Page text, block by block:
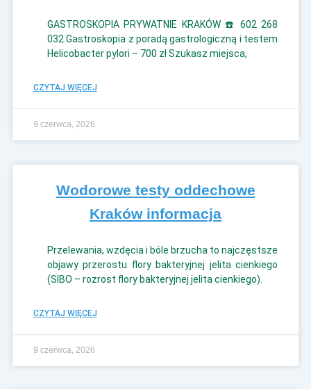
GASTROSKOPIA PRYWATNIE KRAKÓW ☎️ 602 268
032 Gastroskopia z poradą gastrologiczną i testem
Helicobacter pylori – 700 zł Szukasz miejsca,
CZYTAJ WIĘCEJ
9 czerwca, 2026
Wodorowe testy oddechowe
Kraków informacja
Przelewania, wzdęcia i bóle brzucha to najczęstsze
objawy przerostu flory bakteryjnej jelita cienkiego
(SIBO – rozrost flory bakteryjnej jelita cienkiego).
CZYTAJ WIĘCEJ
9 czerwca, 2026